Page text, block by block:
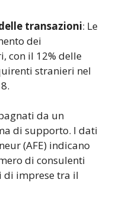
transazioni: Le
dei
con il 12% delle
stranieri nel
da un
di supporto. I dati
(AFE) indicano
di consulenti
di imprese tra il